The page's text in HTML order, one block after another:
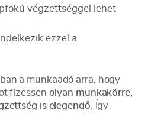
végzettséggel lehet
ezzel a
a munkaadó arra, hogy
fizessen olyan munkakörre,
is elegendő . Így